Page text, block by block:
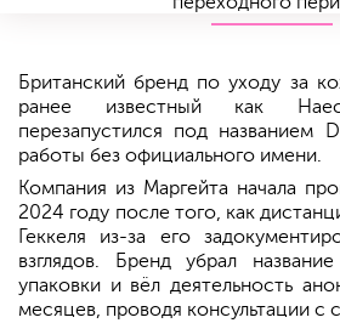
Британский бренд по уходу за
ранее известный как
перезапустился под названием
работы без официального имени.
Компания из Маргейта начала
2024 году после того, как
Геккеля из-за его
взглядов. Бренд убрал
упаковки и вёл деятельность
месяцев, проводя консультации с